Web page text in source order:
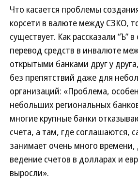
Что касается проблемы
корсети в валюте между СЗКО,
существует. Как рассказали “Ъ”
перевод средств в инвалюте
открытыми банками друг у
без препятствий даже для
организаций: «Проблема,
небольших региональных
многие крупные банки
счета, а там, где соглашаются,
занимает очень много
ведение счетов в долларах и
выросли».